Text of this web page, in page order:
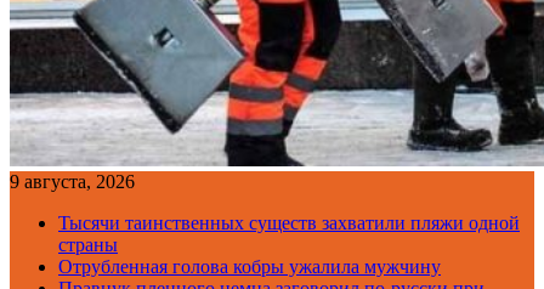
9 августа, 2026
Тысячи таинственных существ захватили пляжи одной
страны
Отрубленная голова кобры ужалила мужчину